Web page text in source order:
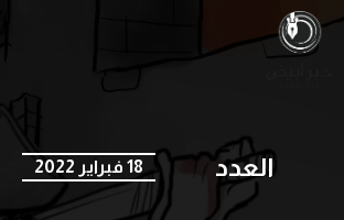
العدد 18 فبراير 2022